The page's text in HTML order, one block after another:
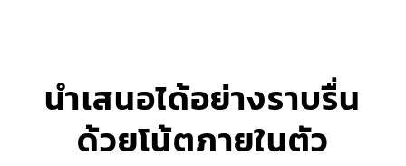
นำเสนอได้อย่างราบรื่น
ด้วยโน้ตภายในตัว